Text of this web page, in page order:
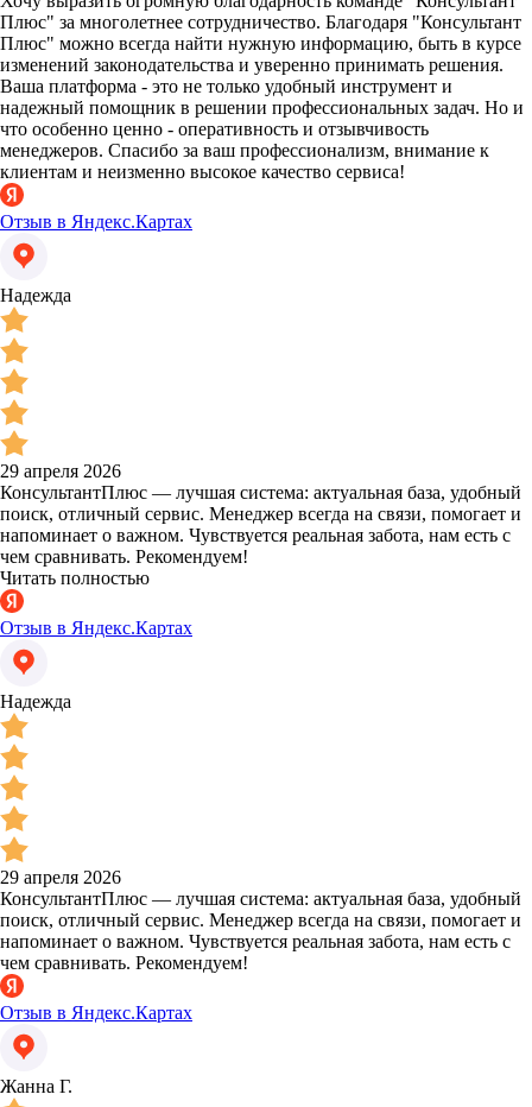
Плюс" за многолетнее сотрудничество. Благодаря "Консультант
Плюс" можно всегда найти нужную информацию, быть в курсе
изменений законодательства и уверенно принимать решения.
Ваша платформа - это не только удобный инструмент и
надежный помощник в решении профессиональных задач. Но и
что особенно ценно - оперативность и отзывчивость
менеджеров. Спасибо за ваш профессионализм, внимание к
клиентам и неизменно высокое качество сервиса!
Отзыв в Яндекс.Картах
Надежда
29 апреля 2026
КонсультантПлюс — лучшая система: актуальная база, удобный
поиск, отличный сервис. Менеджер всегда на связи, помогает и
напоминает о важном. Чувствуется реальная забота, нам есть с
чем сравнивать. Рекомендуем!
Читать полностью
Отзыв в Яндекс.Картах
Надежда
29 апреля 2026
КонсультантПлюс — лучшая система: актуальная база, удобный
поиск, отличный сервис. Менеджер всегда на связи, помогает и
напоминает о важном. Чувствуется реальная забота, нам есть с
чем сравнивать. Рекомендуем!
Отзыв в Яндекс.Картах
Жанна Г.